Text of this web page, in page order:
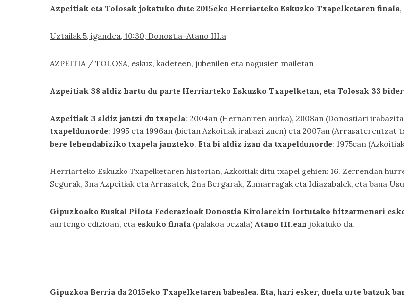
Azpeitiak eta Tolosak jokatuko dute 2015eko Herriarteko Eskuzko Txapelketaren finala,
Uztailak 5, igandea, 10:30, Donostia-Atano III.a
AZPEITIA / TOLOSA, eskuz, kadeteen, jubenilen eta nagusien mailetan
Azpeitiak 38 aldiz hartu du parte Herriarteko Eskuzko Txapelketan, eta Tolosak 33
Azpeitiak 3 aldiz jantzi du txapela: 2004an (Hernaniren aurka), 2008an (Donostiari
txapeldunorde: 1995 eta 1996an (bietan Azkoitiak irabazi zuen) eta 2007an (Arrasaterentzat
bere lehendabiziko txapela janzteko. Eta bi aldiz izan da txapeldunorde: 1975ean
Herriarteko Eskuzko Txapelketaren historian, Azkoitiak ditu txapel gehien: 16. Zerrendan
Segurak, 3na Azpeitiak eta Arrasatek, 2na Bergarak, Zumarragak eta Idiazabalek, eta bana
Gipuzkoako Euskal Pilota Federazioak Donostia Kirolarekin lortutako hitzarmenari
aurtengo edizioan, eta eskuko finala (palakoa bezala) Atano III.ean jokatuko da.
Gipuzkoa Berria da 2015eko Txapelketaren babeslea. Eta, hari esker, duela urte batzuk